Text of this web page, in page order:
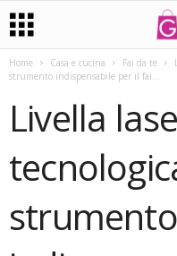
Home Casa e cucina Fai da te
strumento indispensabile per il fai...
Livella
strumento